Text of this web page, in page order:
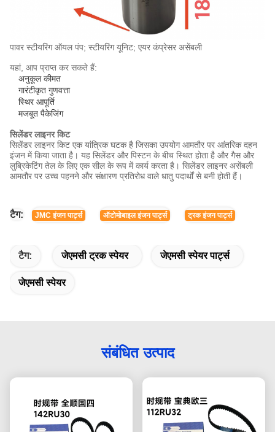
पावर स्टीयरिंग ऑयल पंप; स्टीयरिंग यूनिट; एयर कंप्रेसर असेंबली
यहां, आप प्राप्त कर सकते हैं:
अनुकूल कीमत
गारंटीकृत गुणवत्ता
स्थिर आपूर्ति
मजबूत पैकेजिंग
सिलेंडर लाइनर किट
सिलेंडर लाइनर किट एक यांत्रिक घटक है जिसका उपयोग आमतौर पर आंतरिक दहन
इंजन में किया जाता है। यह सिलेंडर और पिस्टन के बीच स्थित होता है और गैस और
लुब्रिकेटिंग तेल के लिए एक सील के रूप में कार्य करता है। सिलेंडर लाइनर असेंबली
आमतौर पर उच्च पहनने और संक्षारण प्रतिरोध वाले धातु पदार्थों से बनी होती हैं।
टैग: JMC इंजन पार्ट्स ऑटोमोबाइल इंजन पार्ट्स ट्रक इंजन पार्ट्स
टैग: जेएमसी ट्रक स्पेयर जेएमसी स्पेयर पार्ट्स
जेएमसी स्पेयर
संबंधित उत्पाद